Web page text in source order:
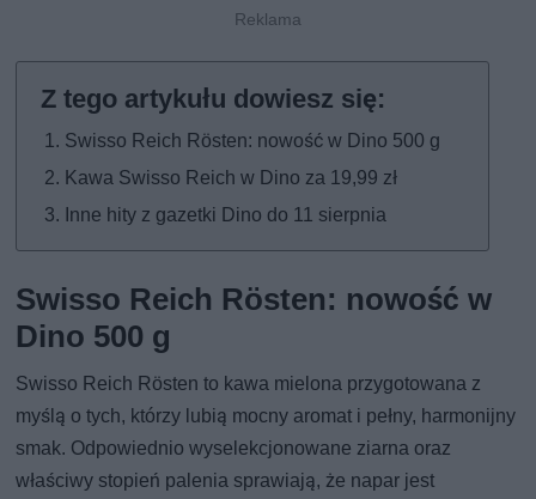
Swisso Reich Rösten: nowość w Dino 500 g
Kawa Swisso Reich w Dino za 19,99 zł
Inne hity z gazetki Dino do 11 sierpnia
Swisso Reich Rösten: nowość w
Dino 500 g
Swisso Reich Rösten to kawa mielona przygotowana z
myślą o tych, którzy lubią mocny aromat i pełny, harmonijny
smak. Odpowiednio wyselekcjonowane ziarna oraz
właściwy stopień palenia sprawiają, że napar jest